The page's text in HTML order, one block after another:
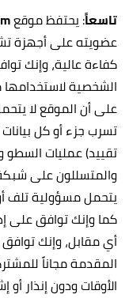
تاسعاً: يحتفظ موقع
عضويته على أجهزة
كفاءة عالية، وإنك
الشخصية
على أن الموقع لا
تسرب جزء أو كل
تقييد) عمليات السطو
والمتسللون على شبكة
يتحمل مسؤولية تلف
كما وإنك توافق على
أي مقابل، وإنك
المقدمة مجاناً
الأوقات ودون إنذار